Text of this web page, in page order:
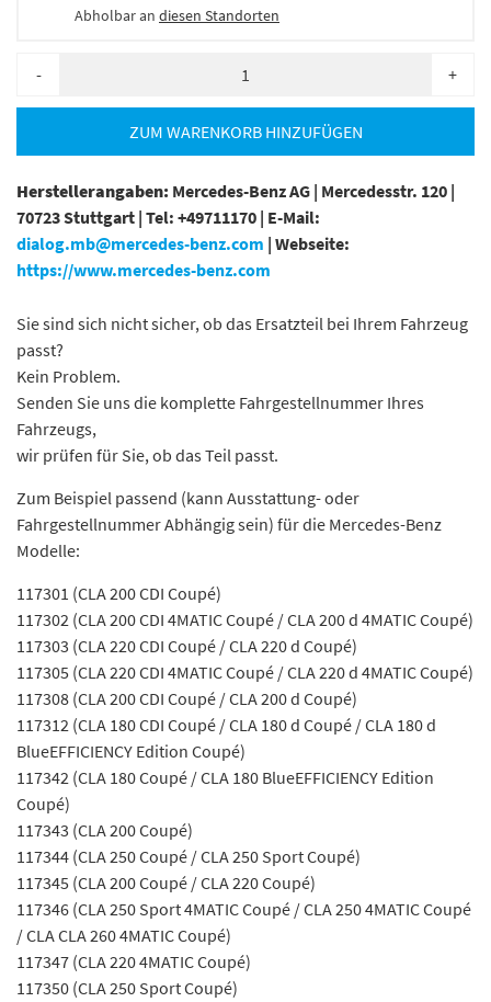
Abholbar an diesen Standorten
- +
ZUM WARENKORB HINZUFÜGEN
Herstellerangaben: Mercedes-Benz AG | Mercedesstr. 120 |
70723 Stuttgart | Tel: +49711170 | E-Mail:
dialog.mb@mercedes-benz.com | Webseite:
https://www.mercedes-benz.com
Sie sind sich nicht sicher, ob das Ersatzteil bei Ihrem Fahrzeug
passt?
Kein Problem.
Senden Sie uns die komplette Fahrgestellnummer Ihres
Fahrzeugs,
wir prüfen für Sie, ob das Teil passt.
Zum Beispiel passend (kann Ausstattung- oder
Fahrgestellnummer Abhängig sein) für die Mercedes-Benz
Modelle:
117301 (CLA 200 CDI Coupé)
117302 (CLA 200 CDI 4MATIC Coupé / CLA 200 d 4MATIC Coupé)
117303 (CLA 220 CDI Coupé / CLA 220 d Coupé)
117305 (CLA 220 CDI 4MATIC Coupé / CLA 220 d 4MATIC Coupé)
117308 (CLA 200 CDI Coupé / CLA 200 d Coupé)
117312 (CLA 180 CDI Coupé / CLA 180 d Coupé / CLA 180 d
BlueEFFICIENCY Edition Coupé)
117342 (CLA 180 Coupé / CLA 180 BlueEFFICIENCY Edition
Coupé)
117343 (CLA 200 Coupé)
117344 (CLA 250 Coupé / CLA 250 Sport Coupé)
117345 (CLA 200 Coupé / CLA 220 Coupé)
117346 (CLA 250 Sport 4MATIC Coupé / CLA 250 4MATIC Coupé
/ CLA CLA 260 4MATIC Coupé)
117347 (CLA 220 4MATIC Coupé)
117350 (CLA 250 Sport Coupé)